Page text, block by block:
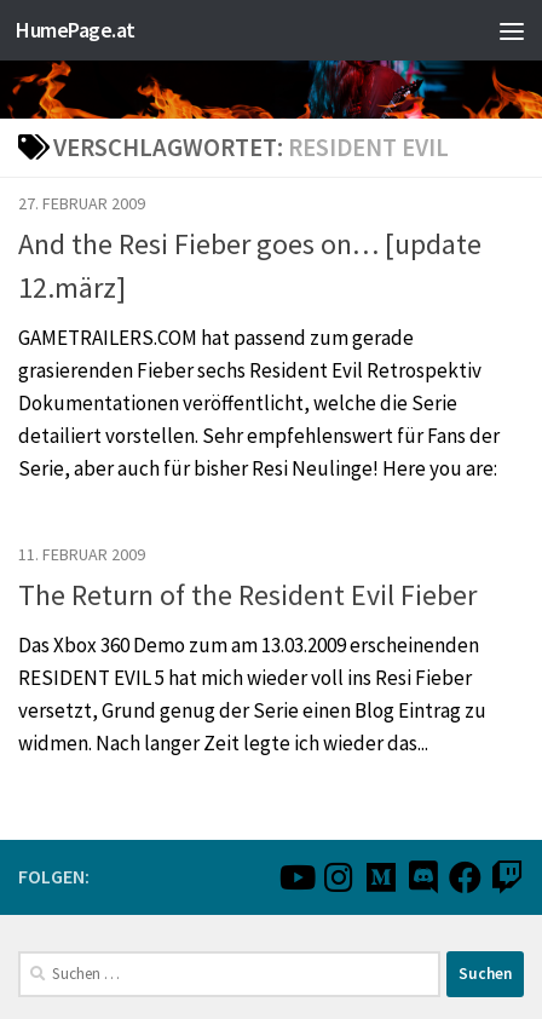
Zum Inhalt springen
HumePage.at
VERSCHLAGWORTET: RESIDENT EVIL
27. FEBRUAR 2009
And the Resi Fieber goes on… [update
12.märz]
GAMETRAILERS.COM hat passend zum gerade
grasierenden Fieber sechs Resident Evil Retrospektiv
Dokumentationen veröffentlicht, welche die Serie
detailiert vorstellen. Sehr empfehlenswert für Fans der
Serie, aber auch für bisher Resi Neulinge! Here you are:
11. FEBRUAR 2009
The Return of the Resident Evil Fieber
Das Xbox 360 Demo zum am 13.03.2009 erscheinenden
RESIDENT EVIL 5 hat mich wieder voll ins Resi Fieber
versetzt, Grund genug der Serie einen Blog Eintrag zu
widmen. Nach langer Zeit legte ich wieder das...
FOLGEN:
Suchen
nach: